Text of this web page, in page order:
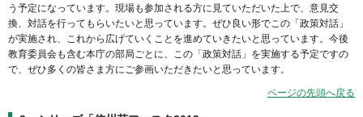
う予定になっています。現場も参加される方に見ていただいた上で、意見交
換、対話を行ってもらいたいと思っています。ぜひ良い形でこの「政策対話」
が実施され、これから広げていくことを進めていきたいと思っています。今後
教育委員会も含む本庁の部局ごとに、この「政策対話」を実施する予定ですの
で、ぜひ多くの皆さま方にご参画いただきたいと思っています。
ページの先頭へ戻る